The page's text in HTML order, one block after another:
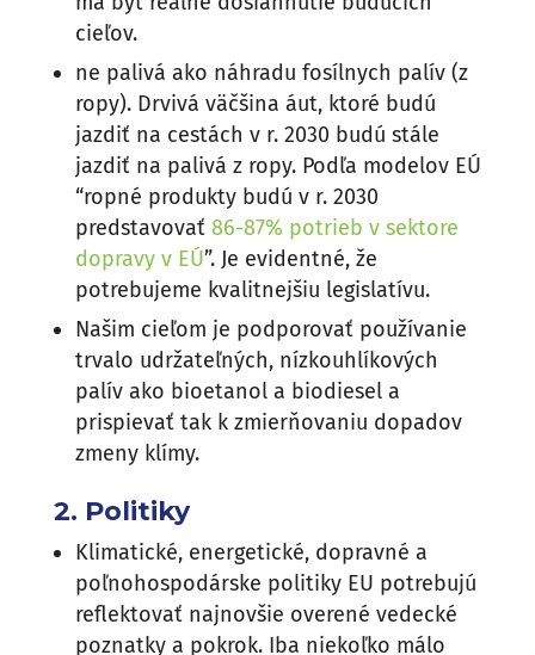
cieľov.
ne palivá ako náhradu fosílnych palív (z
ropy). Drvivá väčšina áut, ktoré budú
jazdiť na cestách v r. 2030 budú stále
jazdiť na palivá z ropy. Podľa modelov EÚ
“ropné produkty budú v r. 2030
predstavovať 86-87% potrieb v sektore
dopravy v EÚ”. Je evidentné, že
potrebujeme kvalitnejšiu legislatívu.
Našim cieľom je podporovať používanie
trvalo udržateľných, nízkouhlíkových
palív ako bioetanol a biodiesel a
prispievať tak k zmierňovaniu dopadov
zmeny klímy.
2. Politiky
Klimatické, energetické, dopravné a
poľnohospodárske politiky EU potrebujú
reflektovať najnovšie overené vedecké
poznatky a pokrok. Iba niekoľko málo